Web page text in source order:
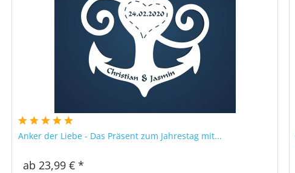
Anker der Liebe - Das Präsent zum Jahrestag mit...
ab 23,99 € *